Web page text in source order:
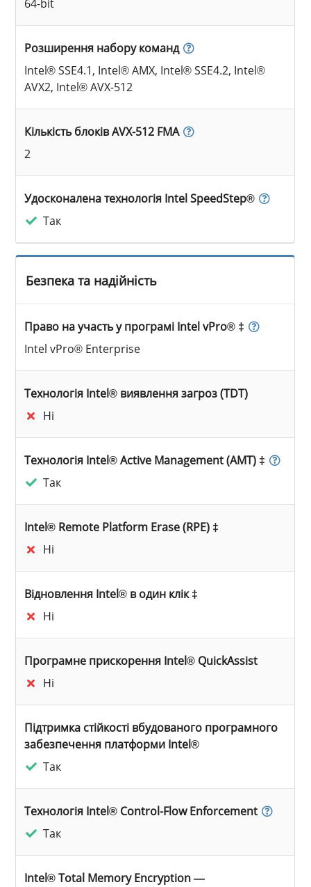
64-bit
Розширення набору команд
Intel® SSE4.1, Intel® AMX, Intel® SSE4.2, Intel®
AVX2, Intel® AVX-512
Кількість блоків AVX-512 FMA
2
Удосконалена технологія Intel SpeedStep®
Так
Безпека та надійність
Право на участь у програмі Intel vPro® ‡
Intel vPro® Enterprise
Технологія Intel® виявлення загроз (TDT)
Ні
Технологія Intel® Active Management (AMT) ‡
Так
Intel® Remote Platform Erase (RPE) ‡
Ні
Відновлення Intel® в один клік ‡
Ні
Програмне прискорення Intel® QuickAssist
Ні
Підтримка стійкості вбудованого програмного
забезпечення платформи Intel®
Так
Технологія Intel® Control-Flow Enforcement
Так
Intel® Total Memory Encryption —